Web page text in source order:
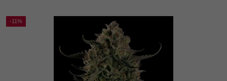
-11%